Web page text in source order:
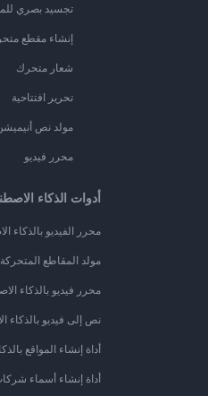
تجسيد بصري
إنشاء مقطع
شعار متحرك
تحرير افتتاحية
مولد نص
محرر فيديو
أدوات الذكاء
محرر الفيديو بالذكاء
مولد المقاطع
محرر فيديو بالذكاء
نص إلى فيديو بالذكاء
أداة إنشاء المواقع
أداة إنشاء أسماء